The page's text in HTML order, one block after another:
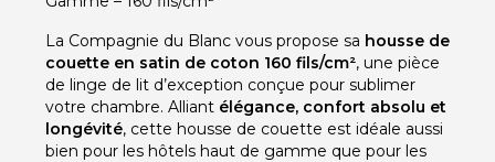
La Compagnie du Blanc vous propose sa housse de
couette en satin de coton 160 fils/cm², une pièce
de linge de lit d’exception conçue pour sublimer
votre chambre. Alliant élégance, confort absolu et
longévité, cette housse de couette est idéale aussi
bien pour les hôtels haut de gamme que pour les